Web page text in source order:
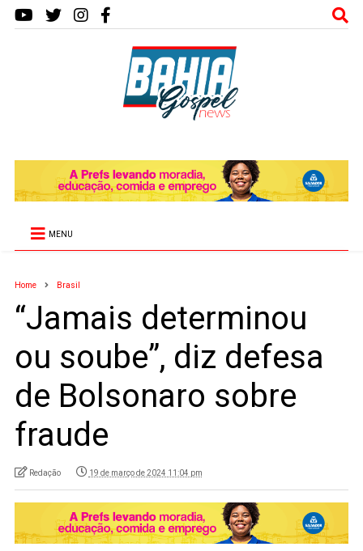
MENU
Home Brasil
“Jamais determinou
ou soube”, diz defesa
de Bolsonaro sobre
fraude
Redação 19 de março de 2024 11:04 pm